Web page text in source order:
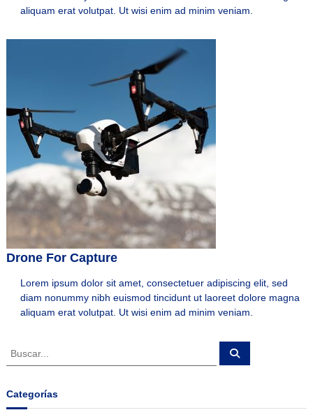
aliquam erat volutpat. Ut wisi enim ad minim veniam.
Drone For Capture
Lorem ipsum dolor sit amet, consectetuer adipiscing elit, sed
diam nonummy nibh euismod tincidunt ut laoreet dolore magna
aliquam erat volutpat. Ut wisi enim ad minim veniam.
c
a
B
Categorías